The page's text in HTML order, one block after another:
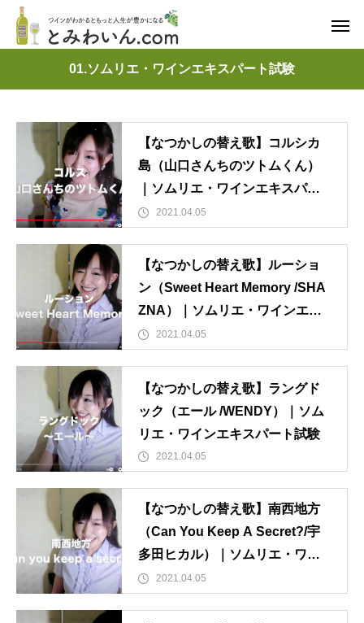
01.ソムリエ・ワインエキスパート試験
【なつかしの替え歌】コルシカ
島（山口さんちのツトムくん）
｜ソムリエ・ワインエキスパー
ト試験2021.04.05
【なつかしの替え歌】ルーショ
ン（Sweet Heart Memory /SHA
ZNA）｜ソムリエ・ワインエキ
スパート試験
2021.04.05
【なつかしの替え歌】ラングド
ック（エール /WENDY）｜ソム
リエ・ワインエキスパート試験
2021.04.05
【なつかしの替え歌】南西地方
（Can You Keep A Secret?/宇
多田ヒカル）｜ソムリエ・ワイ
ンエキスパート試験
2021.04.05